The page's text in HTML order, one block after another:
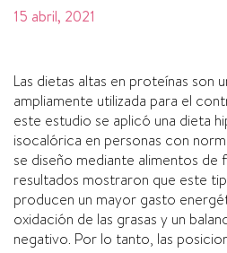
15 abril, 2021
Las dietas altas en proteínas son
ampliamente utilizada para el
este estudio se aplicó una dieta
isocalórica en personas con
se diseño mediante alimentos de
resultados mostraron que este
producen un mayor gasto
oxidación de las grasas y un
negativo. Por lo tanto, las